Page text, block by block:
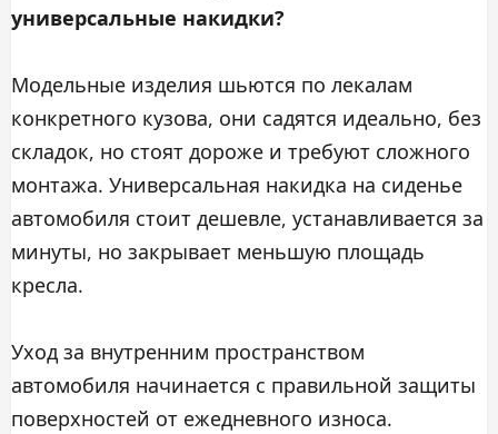
универсальные накидки?
Модельные изделия шьются по лекалам
конкретного кузова, они садятся идеально, без
складок, но стоят дороже и требуют сложного
монтажа. Универсальная накидка на сиденье
автомобиля стоит дешевле, устанавливается за
минуты, но закрывает меньшую площадь
кресла.
Уход за внутренним пространством
автомобиля начинается с правильной защиты
поверхностей от ежедневного износа.